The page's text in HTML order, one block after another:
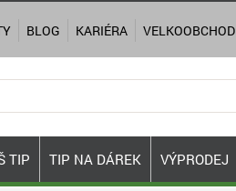
TIP TIP NA DÁREK VÝPRODEJ
BLOG KARIÉRA VELKOOBCHOD